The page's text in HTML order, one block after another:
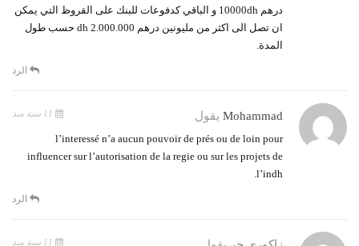
درهم 10000dh و الباقي كدفوعات للبنك على القروظ التي يمكن
ان تصل الى اكثر من مليونين درهم 2.000.000 dh حسب طول
المدة.
الرد
Mohammad يقول
l’interessé n’a aucun pouvoir de prés ou de loin pour
influencer sur l’autorisation de la regie ou sur les projets de
l’indh.
الرد